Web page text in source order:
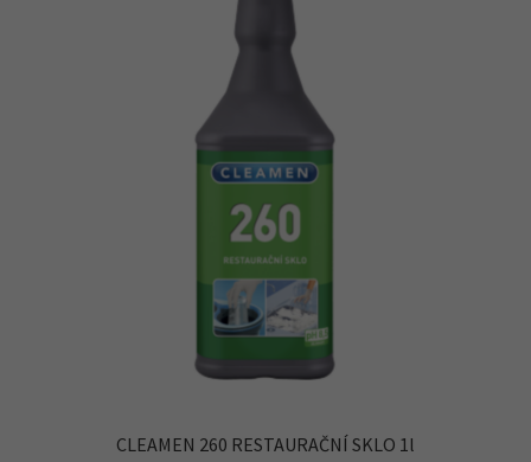
CLEAMEN 260 RESTAURAČNÍ SKLO 1l